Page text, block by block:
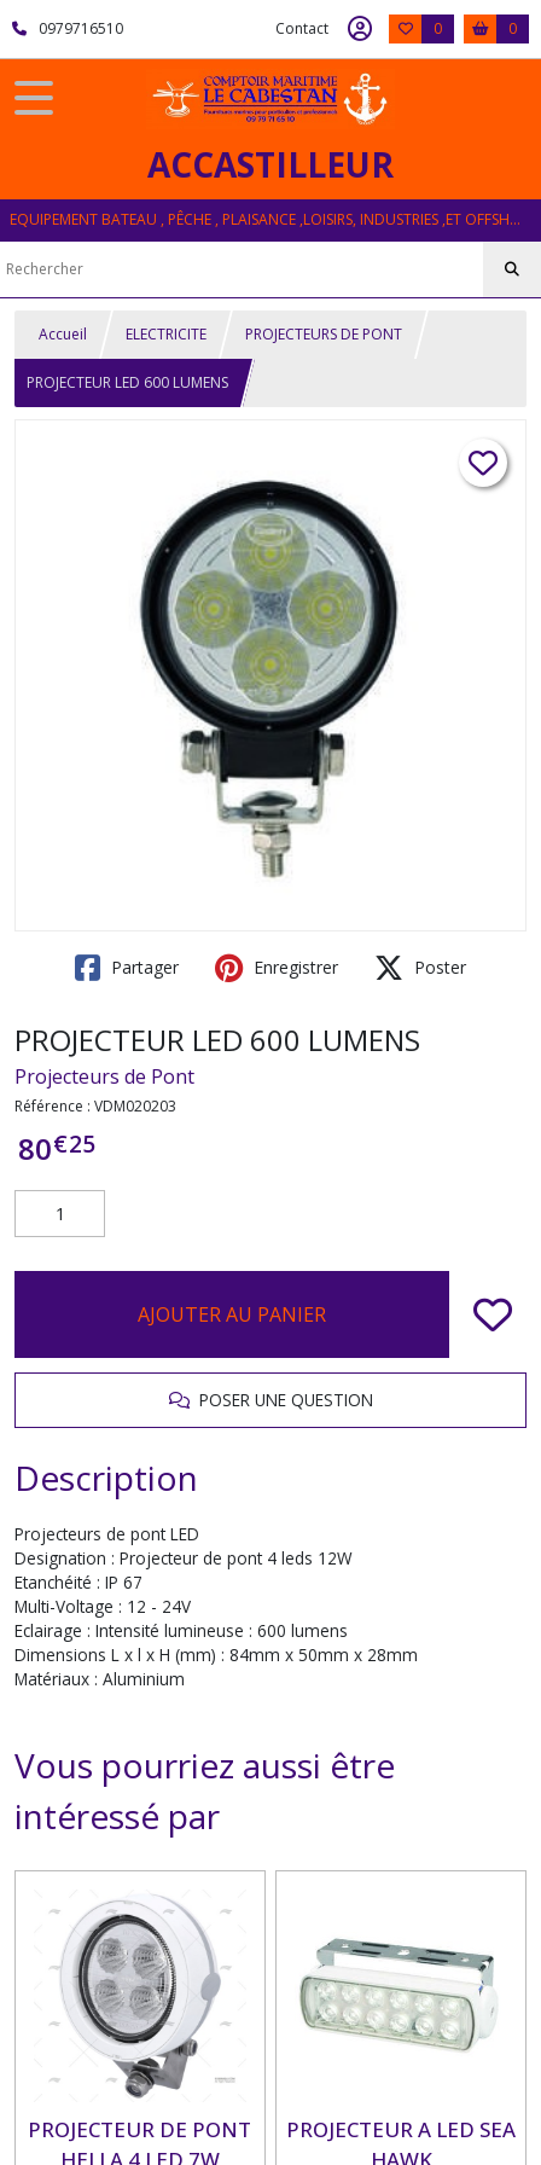
0979716510 Contact 0 0
ACCASTILLEUR
EQUIPEMENT BATEAU , PÊCHE , PLAISANCE ,LOISIRS, INDUSTRIES ,ET OFFSHORE
Accueil ELECTRICITE PROJECTEURS DE PONT
PROJECTEUR LED 600 LUMENS
Partager Enregistrer Poster
PROJECTEUR LED 600 LUMENS
Projecteurs de Pont
Référence : VDM020203
80€25
AJOUTER AU PANIER
POSER UNE QUESTION
Description
Projecteurs de pont LED
Designation : Projecteur de pont 4 leds 12W
Etanchéité : IP 67
Multi-Voltage : 12 - 24V
Eclairage : Intensité lumineuse : 600 lumens
Dimensions L x l x H (mm) : 84mm x 50mm x 28mm
Matériaux : Aluminium
Vous pourriez aussi être
intéressé par
PROJECTEUR DE PONT
HELLA 4 LED 7W
PROJECTEUR A LED SEA
HAWK